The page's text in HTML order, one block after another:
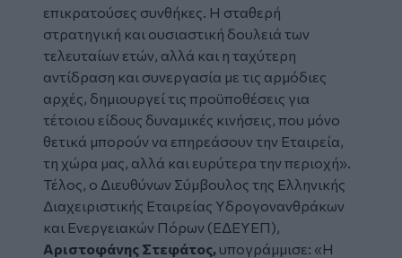
επικρατούσες συνθήκες. Η σταθερή
στρατηγική και ουσιαστική δουλειά των
τελευταίων ετών, αλλά και η ταχύτερη
αντίδραση και συνεργασία με τις αρμόδιες
αρχές, δημιουργεί τις προϋποθέσεις για
τέτοιου είδους δυναμικές κινήσεις, που μόνο
θετικά μπορούν να επηρεάσουν την Εταιρεία,
τη χώρα μας, αλλά και ευρύτερα την περιοχή».
Τέλος, ο Διευθύνων Σύμβουλος της Ελληνικής
Διαχειριστικής Εταιρείας Υδρογονανθράκων
και Ενεργειακών Πόρων (ΕΔΕΥΕΠ),
Αριστοφάνης Στεφάτος, υπογράμμισε: «Η